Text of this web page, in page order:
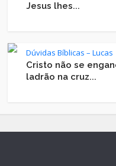
Jesus lhes...
Dúvidas Bíblicas – Lucas
Cristo não se
ladrão na cruz...